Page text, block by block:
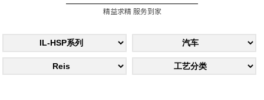
精益求精 服务到家